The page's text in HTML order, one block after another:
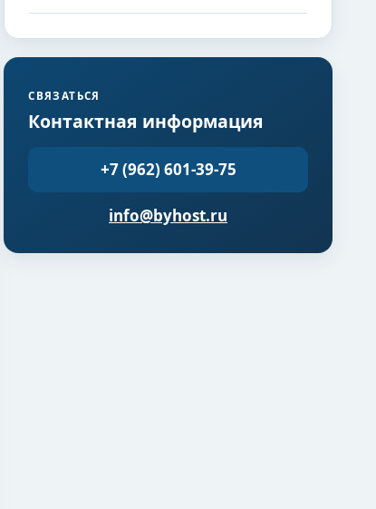
СВЯЗАТЬСЯ
Контактная информация
+7 (962) 601-39-75
info@byhost.ru